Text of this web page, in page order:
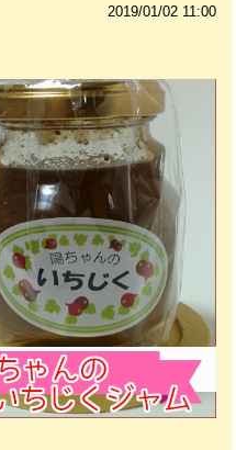
2019/01/02 11:00